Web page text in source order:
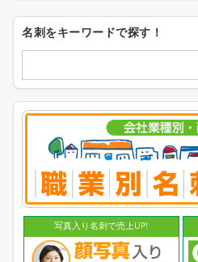
名刺をキーワードで探す！
写真入り名刺で売上UP!